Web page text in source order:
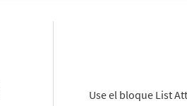
Use el bloque List